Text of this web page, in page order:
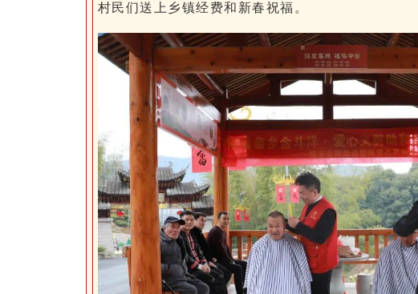
村民们送上乡镇经费和新春祝福。